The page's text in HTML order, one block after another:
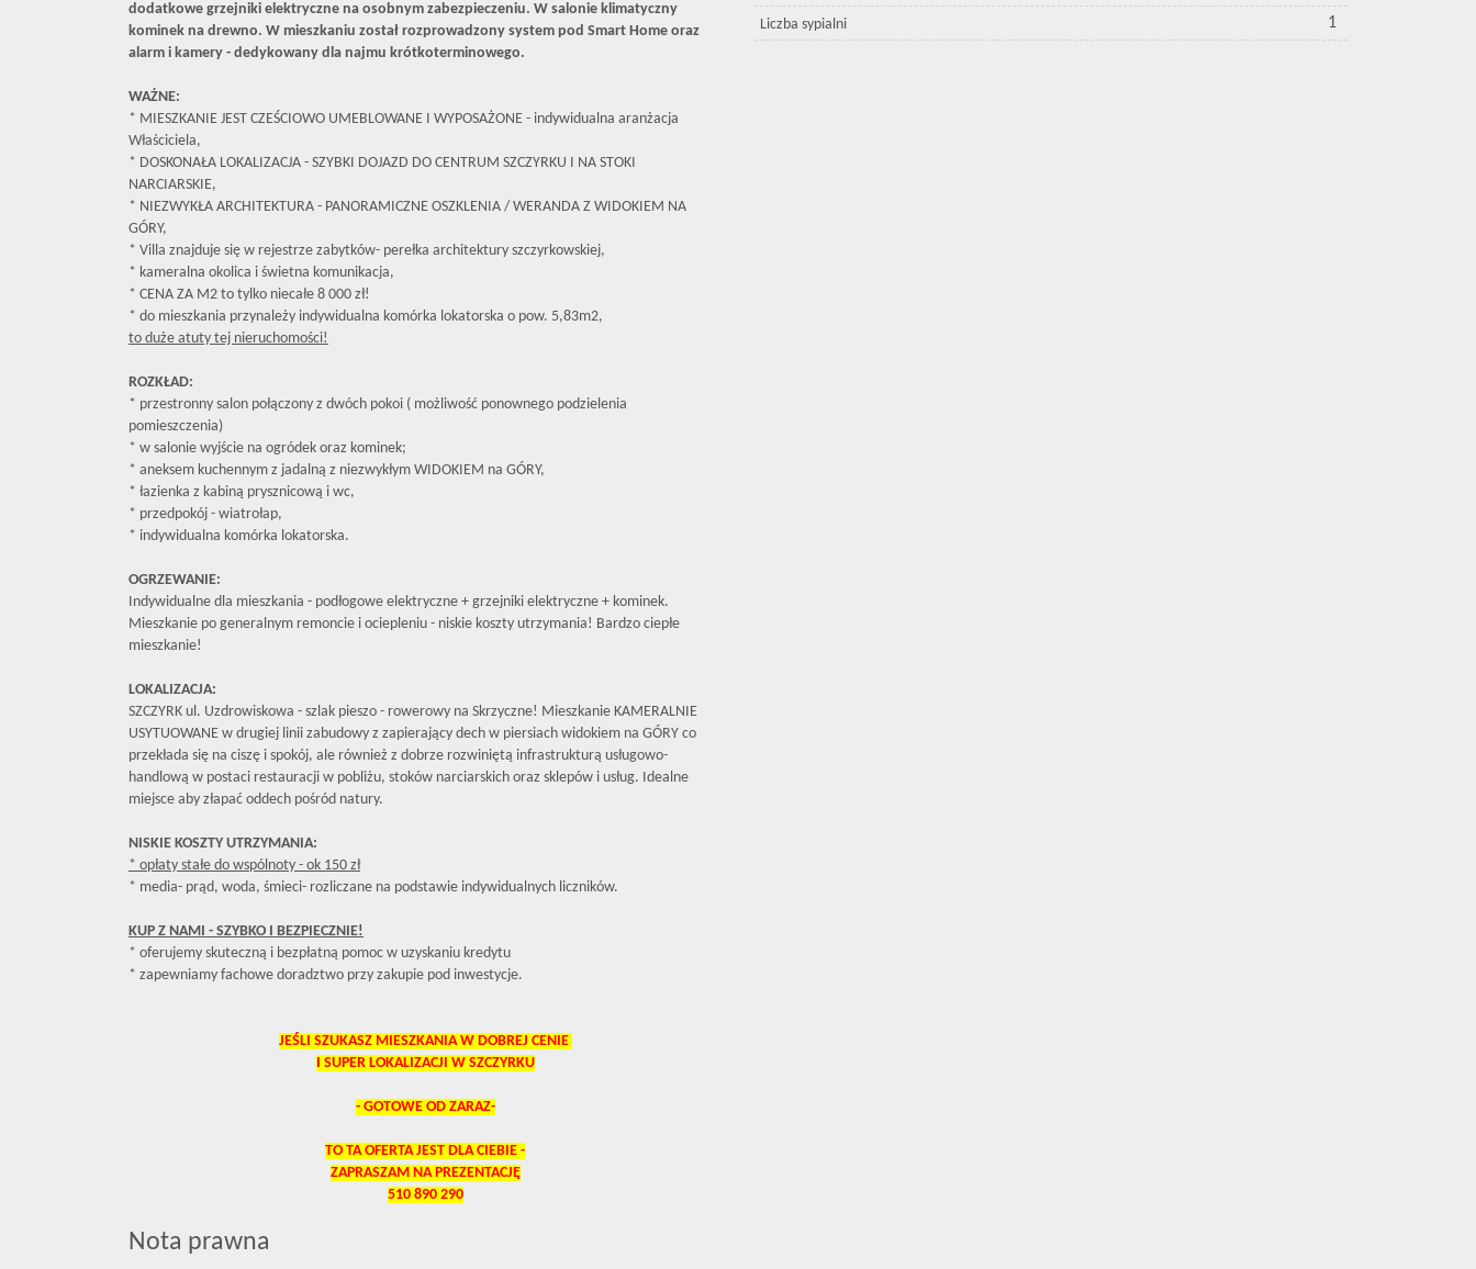
dodatkowe grzejniki elektryczne na osobnym zabezpieczeniu. W salonie klimatyczny
kominek na drewno. W mieszkaniu został rozprowadzony system pod Smart Home oraz
alarm i kamery - dedykowany dla najmu krótkoterminowego.
WAŻNE:
* MIESZKANIE JEST CZEŚCIOWO UMEBLOWANE I WYPOSAŻONE - indywidualna aranżacja
Właściciela,
* DOSKONAŁA LOKALIZACJA - SZYBKI DOJAZD DO CENTRUM SZCZYRKU I NA STOKI
NARCIARSKIE,
* NIEZWYKŁA ARCHITEKTURA - PANORAMICZNE OSZKLENIA / WERANDA Z WIDOKIEM NA
GÓRY,
* Villa znajduje się w rejestrze zabytków- perełka architektury szczyrkowskiej,
* kameralna okolica i świetna komunikacja,
* CENA ZA M2 to tylko niecałe 8 000 zł!
* do mieszkania przynależy indywidualna komórka lokatorska o pow. 5,83m2,
to duże atuty tej nieruchomości!
ROZKŁAD:
* przestronny salon połączony z dwóch pokoi ( możliwość ponownego podzielenia
pomieszczenia)
* w salonie wyjście na ogródek oraz kominek;
* aneksem kuchennym z jadalną z niezwykłym WIDOKIEM na GÓRY,
* łazienka z kabiną prysznicową i wc,
* przedpokój - wiatrołap,
* indywidualna komórka lokatorska.
OGRZEWANIE:
Indywidualne dla mieszkania - podłogowe elektryczne + grzejniki elektryczne + kominek.
Mieszkanie po generalnym remoncie i ociepleniu - niskie koszty utrzymania! Bardzo ciepłe
mieszkanie!
LOKALIZACJA:
SZCZYRK ul. Uzdrowiskowa - szlak pieszo - rowerowy na Skrzyczne! Mieszkanie KAMERALNIE
USYTUOWANE w drugiej linii zabudowy z zapierający dech w piersiach widokiem na GÓRY co
przekłada się na ciszę i spokój, ale również z dobrze rozwiniętą infrastrukturą usługowo-
handlową w postaci restauracji w pobliżu, stoków narciarskich oraz sklepów i usług. Idealne
miejsce aby złapać oddech pośród natury.
NISKIE KOSZTY UTRZYMANIA:
* opłaty stałe do wspólnoty - ok 150 zł
* media- prąd, woda, śmieci- rozliczane na podstawie indywidualnych liczników.
KUP Z NAMI - SZYBKO I BEZPIECZNIE!
* oferujemy skuteczną i bezpłatną pomoc w uzyskaniu kredytu
* zapewniamy fachowe doradztwo przy zakupie pod inwestycje.
JEŚLI SZUKASZ MIESZKANIA W DOBREJ CENIE
I SUPER LOKALIZACJI W SZCZYRKU
- GOTOWE OD ZARAZ-
TO TA OFERTA JEST DLA CIEBIE -
ZAPRASZAM NA PREZENTACJĘ
510 890 290
Nota prawna
Liczba sypialni 1